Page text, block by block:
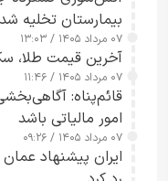
بیمارستان تخلیه
۰۷ مرداد ۱۴۰۵ / ۱۳:۰۳
آخرین قیمت طلا، سکه و
۰۷ مرداد ۱۴۰۵ / ۱۱:۴۶
قائم‌پناه:
امور مالیاتی باشد
۰۷ مرداد ۱۴۰۵ / ۰۹:۲۶
ایران پیشنهاد